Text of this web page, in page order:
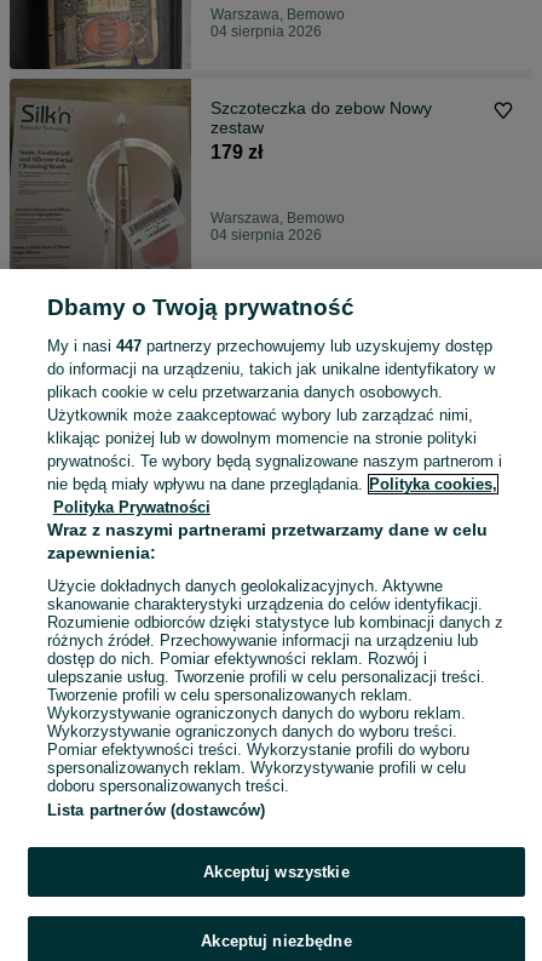
Warszawa, Bemowo
04 sierpnia 2026
Szczoteczka do zebow Nowy
zestaw
179 zł
Warszawa, Bemowo
04 sierpnia 2026
Kosz do pizzy do Philips HD 9953
29 zł
Warszawa, Ochota
04 sierpnia 2026
Nowy
Warszawa, Bemowo
04 sierpnia 2026
1 2
Dbamy o Twoją prywatność
My i nasi 447partnerzy przechowujemy lub uzyskujemy dostęp
do informacji na urządzeniu, takich jak unikalne identyfikatory w
plikach cookie w celu przetwarzania danych osobowych.
Użytkownik może zaakceptować wybory lub zarządzać nimi,
klikając poniżej lub w dowolnym momencie na stronie polityki
prywatności. Te wybory będą sygnalizowane naszym partnerom i
nie będą miały wpływu na dane przeglądania. Polityka cookies,
Polityka Prywatności
Wraz z naszymi partnerami przetwarzamy dane w celu
zapewnienia:
Użycie dokładnych danych geolokalizacyjnych. Aktywne
skanowanie charakterystyki urządzenia do celów identyfikacji.
Rozumienie odbiorców dzięki statystyce lub kombinacji danych z
różnych źródeł. Przechowywanie informacji na urządzeniu lub
dostęp do nich. Pomiar efektywności reklam. Rozwój i
ulepszanie usług. Tworzenie profili w celu personalizacji treści.
Tworzenie profili w celu spersonalizowanych reklam.
Wykorzystywanie ograniczonych danych do wyboru reklam.
Wykorzystywanie ograniczonych danych do wyboru treści.
Pomiar efektywności treści. Wykorzystanie profili do wyboru
spersonalizowanych reklam. Wykorzystywanie profili w celu
doboru spersonalizowanych treści.
Lista partnerów (dostawców)
Akceptuj wszystkie
Akceptuj niezbędne